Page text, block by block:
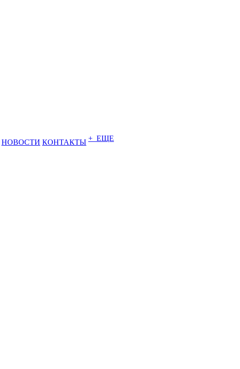
НОВОСТИ КОНТАКТЫ + ЕЩЕ